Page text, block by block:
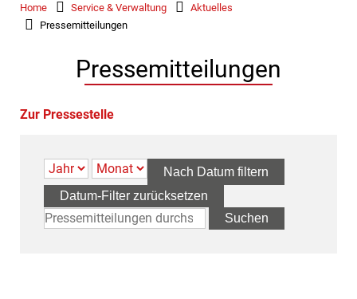
Home
Service & Verwaltung
Aktuelles
Pressemitteilungen
Pressemitteilungen
Zur Pressestelle
Nach Datum filtern
Datum-Filter zurücksetzen